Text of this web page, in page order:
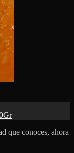
que conoces, ahora